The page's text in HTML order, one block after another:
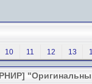
10 11 12 13